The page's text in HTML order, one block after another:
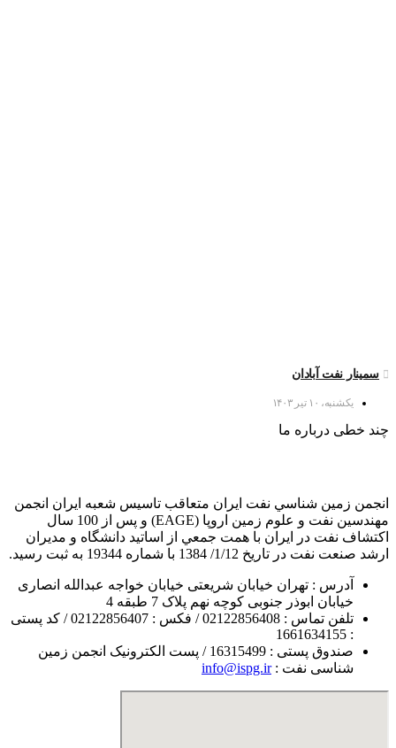
سمینار نفت آبادان
یکشنبه، ۱۰ تیر ۱۴۰۳
چند خطی درباره ما
انجمن زمين شناسي نفت ايران متعاقب تاسيس شعبه ايران انجمن
مهندسين نفت و علوم زمين اروپا (EAGE) و پس از 100 سال
اكتشاف نفت در ايران با همت جمعي از اساتيد دانشگاه و مديران
ارشد صنعت نفت در تاريخ 1/12/ 1384 با شماره 19344 به ثبت رسيد.
آدرس : تهران خیابان شریعتی خیابان خواجه عبدالله انصاری
خیابان ابوذر جنوبی کوچه نهم پلاک 7 طبقه 4
تلفن تماس : 02122856408 / فکس : 02122856407 / کد پستی
: 1661634155
صندوق پستی : 16315499 / پست الکترونیک انجمن زمین
شناسی نفت :info@ispg.ir